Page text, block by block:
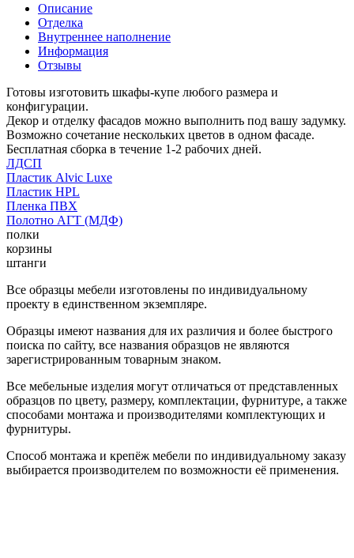
Описание
Отделка
Внутреннее наполнение
Информация
Отзывы
Готовы изготовить шкафы-купе любого размера и
конфигурации.
Декор и отделку фасадов можно выполнить под вашу задумку.
Возможно сочетание нескольких цветов в одном фасаде.
Бесплатная сборка в течение 1-2 рабочих дней.
ЛДСП
Пластик Alvic Luxe
Пластик HPL
Пленка ПВХ
Полотно АГТ (МДФ)
полки
корзины
штанги
Все образцы мебели изготовлены по индивидуальному
проекту в единственном экземпляре.
Образцы имеют названия для их различия и более быстрого
поиска по сайту, все названия образцов не являются
зарегистрированным товарным знаком.
Все мебельные изделия могут отличаться от представленных
образцов по цвету, размеру, комплектации, фурнитуре, а также
способами монтажа и производителями комплектующих и
фурнитуры.
Способ монтажа и крепёж мебели по индивидуальному заказу
выбирается производителем по возможности её применения.